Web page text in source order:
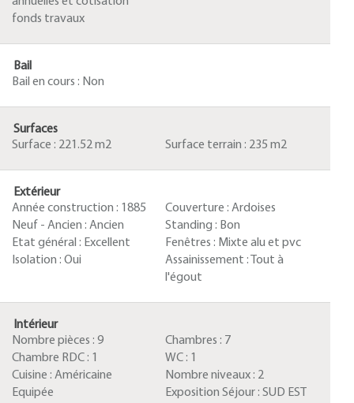
fonds travaux
Bail
Bail en cours : Non
Surfaces
Surface : 221.52 m2 Surface terrain : 235 m2
Extérieur
Année construction : 1885 Couverture : Ardoises
Neuf - Ancien : Ancien Standing : Bon
Etat général : Excellent Fenêtres : Mixte alu et pvc
Isolation : Oui Assainissement :
Tout à
l'égout
Intérieur
Nombre pièces : 9 Chambres : 7
Chambre RDC : 1 WC : 1
Cuisine : Américaine
Equipée
Nombre niveaux : 2
Exposition Séjour : SUD EST